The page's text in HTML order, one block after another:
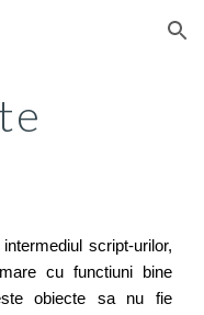
Skip to navigation
script-urilor,
cu functiuni bine
obiecte sa nu fie